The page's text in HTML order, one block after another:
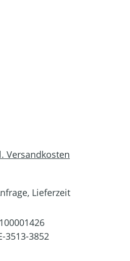
Versandkosten
Lieferzeit
3513-3852